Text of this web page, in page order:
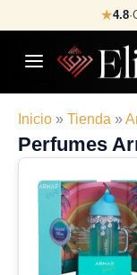
to
content
★4.8·
Inicio » Tienda »
Perfumes